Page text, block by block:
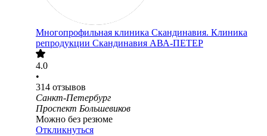
Многопрофильная клиника Скандинавия. Клиника
репродукции Скандинавия АВА-ПЕТЕР
4.0
•
314 отзывов
Санкт-Петербург
Проспект Большевиков
Можно без резюме
Откликнуться